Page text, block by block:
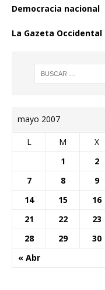
Democracia nacional
La Gazeta Occidental
mayo 2007
L M X
« Abr
1 2
7
8 9
14
15 16
21
22 23
28
29 30